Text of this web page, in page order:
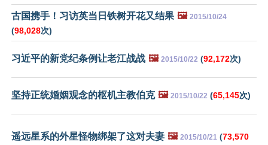
古国携手！习访英当日铁树开花又结果 🖼️ 2015/10/24
(98,028次)
习近平的新党纪条例让老江战战 🖼️ 2015/10/22 (92,172次)
坚持正统婚姻观念的枢机主教伯克 🖼️ 2015/10/22 (65,145次)
遥远星系的外星怪物绑架了这对夫妻 🖼️ 2015/10/21 (73,570